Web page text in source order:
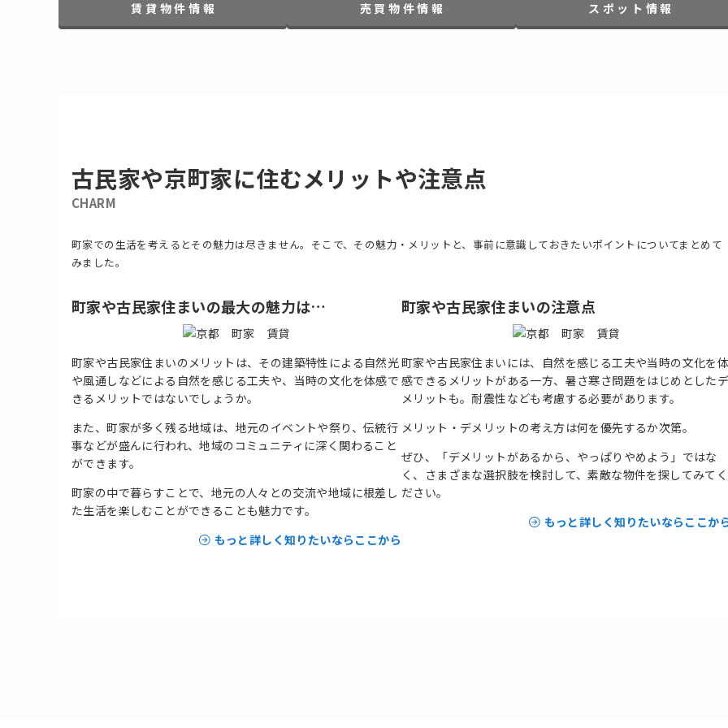
賃 貸 物 件 情 報 売 買 物 件 情 報 ス ポ ッ ト 情 報
古民家や京町家に住むメリットや注意点
CHARM
町家での生活を考えるとその魅力は尽きません。そこで、その魅力・メリットと、事前に意識しておきたいポイントについてまとめて
みました。
町家や古民家住まいの最大の魅力は…
町家や古民家住まいのメリットは、その建築特性による自然光
や風通しなどによる自然を感じる工夫や、当時の文化を体感で
きるメリットではないでしょうか。
また、町家が多く残る地域は、地元のイベントや祭り、伝統行
事などが盛んに行われ、地域のコミュニティに深く関わること
ができます。
町家の中で暮らすことで、地元の人々との交流や地域に根差し
た生活を楽しむことができることも魅力です。
もっと詳しく知りたいならここから
町家や古民家住まいの注意点
町家や古民家住まいには、自然を感じる工夫や当時の文化を
感できるメリットがある一方、暑さ寒さ問題をはじめとした
メリットも。耐震性なども考慮する必要があります。
メリット・デメリットの考え方は何を優先するか次第。
ぜひ、「デメリットがあるから、やっぱりやめよう」ではな
く、さまざまな選択肢を検討して、素敵な物件を探してみてく
ださい。
もっと詳しく知りたいならここか